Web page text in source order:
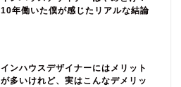
10年働いた僕が感じたリアルな結論
インハウスデザイナーにはメリット
が多いけれど、実はこんなデメリッ